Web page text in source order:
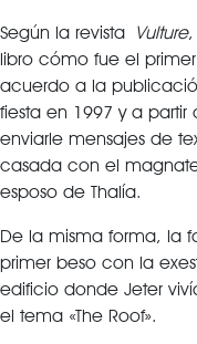
Según la revista Vulture,
libro cómo fue el
acuerdo a la
fiesta en 1997 y a
enviarle mensajes de
casada con el
esposo de Thalía.
De la misma forma, la
primer beso con la
edificio donde Jeter
el tema «The Roof».